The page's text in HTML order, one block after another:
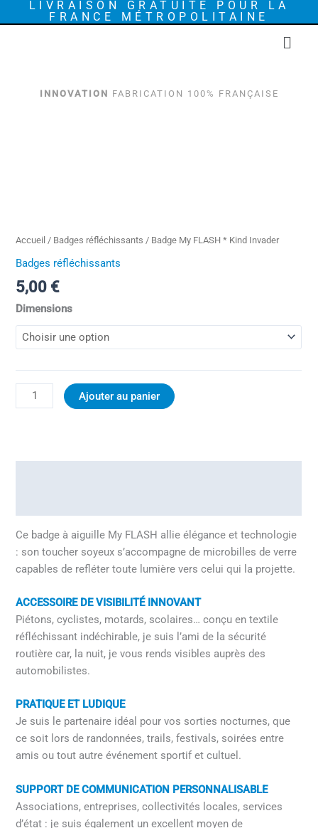
au
LIVRAISON GRATUITE POUR LA
FRANCE MÉTROPOLITAINE
Menu
INNOVATION FABRICATION 100% FRANÇAISE
Accueil / Badges réfléchissants / Badge My FLASH * Kind Invader
Badges réfléchissants
5,00 €
Dimensions
Kind
Ajouter au panier
Ce badge à aiguille My FLASH allie élégance et technologie
: son toucher soyeux s’accompagne de microbilles de verre
capables de refléter toute lumière vers celui qui la projette.
ACCESSOIRE DE VISIBILITÉ INNOVANT
Piétons, cyclistes, motards, scolaires… conçu en textile
réfléchissant indéchirable, je suis l’ami de la sécurité
routière car, la nuit, je vous rends visibles auprès des
automobilistes.
PRATIQUE ET LUDIQUE
Je suis le partenaire idéal pour vos sorties nocturnes, que
ce soit lors de randonnées, trails, festivals, soirées entre
amis ou tout autre événement sportif et cultuel.
SUPPORT DE COMMUNICATION PERSONNALISABLE
Associations, entreprises, collectivités locales, services
d’état : je suis également un excellent moyen de